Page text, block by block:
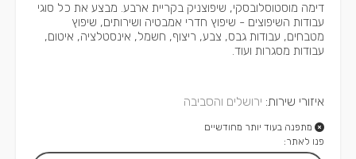
דימה מוסטוסלובסקי, שיפוצניק בקריית ארבע. מבצע את כל סוגי
עבודות השיפוצים - שיפוץ חדרי אמבטיה ושירותים, שיפוץ
מטבחים, עבודות גבס, צבע, ריצוף, חשמל, אינסטלציה, איטום,
עבודות מסגרות ועוד.
איזורי שירות: ירושלים והסביבה
מתפנה בעוד יותר מחודשיים
פנו לאתר: